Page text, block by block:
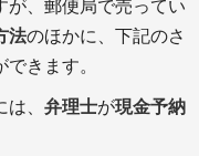
が、郵便局で売ってい
法のほかに、下記のさ
きます。
は、 弁理士が現金予納